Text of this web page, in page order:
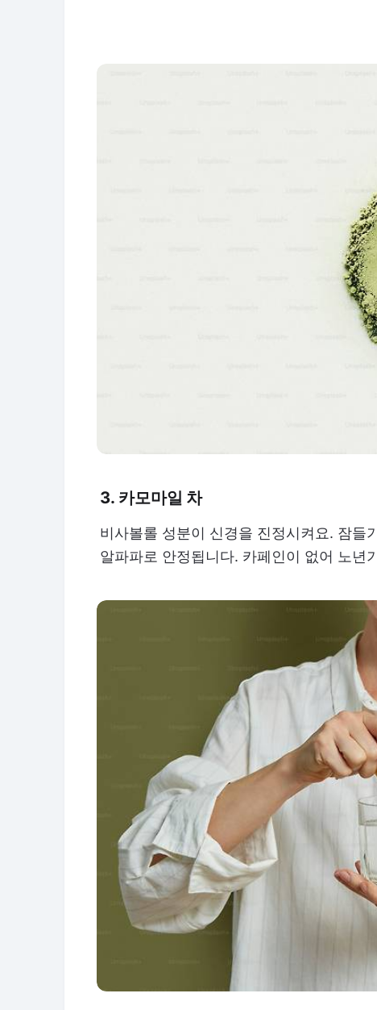
3. 카모마일 차
비사볼롤 성분이 신경을 진정시켜요. 잠들
알파파로 안정됩니다. 카페인이 없어 노년